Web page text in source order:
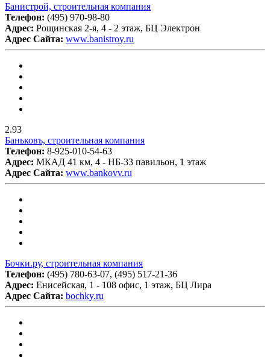
Банистрой, строительная компания
Телефон: (495) 970-98-80
Адрес: Рощинская 2-я, 4 - 2 этаж, БЦ Электрон
Адрес Сайта: www.banistroy.ru
2.93
Баньковъ, строительная компания
Телефон: 8-925-010-54-63
Адрес: МКАД 41 км, 4 - НБ-33 павильон, 1 этаж
Адрес Сайта: www.bankovv.ru
Бочки.ру, строительная компания
Телефон: (495) 780-63-07, (495) 517-21-36
Адрес: Енисейская, 1 - 108 офис, 1 этаж, БЦ Лира
Адрес Сайта: bochky.ru